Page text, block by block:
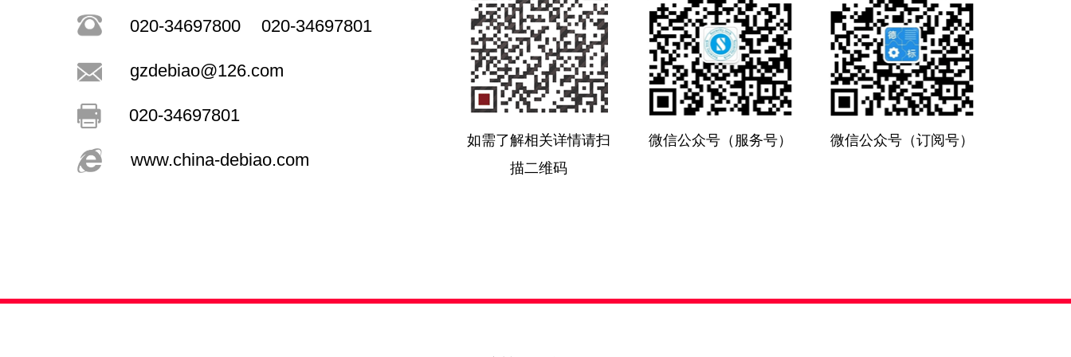
020-34697800 020-34697801
gzdebiao@126.com
020-34697801
www.china-debiao.com
如需了解相关详情请扫
描二维码
微信公众号（服务号） 微信公众号（订阅号）